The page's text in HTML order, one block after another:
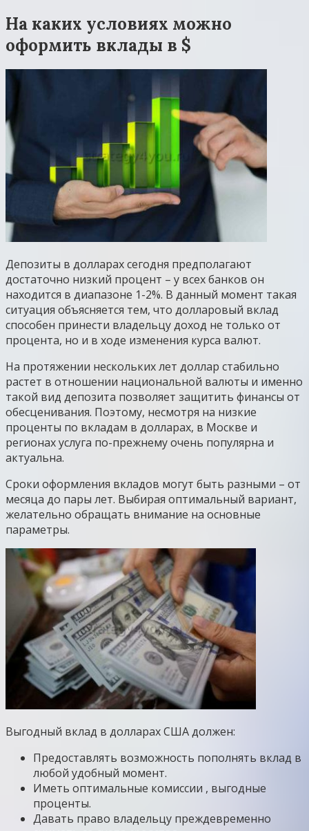
На каких условиях можно
оформить вклады в $
Депозиты в долларах сегодня предполагают
достаточно низкий процент – у всех банков он
находится в диапазоне 1-2%. В данный момент такая
ситуация объясняется тем, что долларовый вклад
способен принести владельцу доход не только от
процента, но и в ходе изменения курса валют.
На протяжении нескольких лет доллар стабильно
растет в отношении национальной валюты и именно
такой вид депозита позволяет защитить финансы от
обесценивания. Поэтому, несмотря на низкие
проценты по вкладам в долларах, в Москве и
регионах услуга по-прежнему очень популярна и
актуальна.
Сроки оформления вкладов могут быть разными – от
месяца до пары лет. Выбирая оптимальный вариант,
желательно обращать внимание на основные
параметры.
Выгодный вклад в долларах США должен:
Предоставлять возможность пополнять вклад в
любой удобный момент.
Иметь оптимальные комиссии , выгодные
проценты.
Давать право владельцу преждевременно